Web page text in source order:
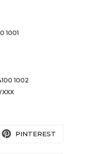
1001
1002
PINTEREST